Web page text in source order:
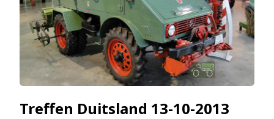
Treffen Duitsland 13-10-2013